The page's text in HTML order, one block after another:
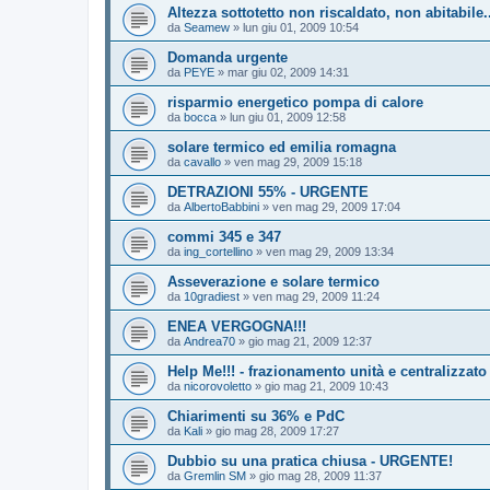
Altezza sottotetto non riscaldato, non
da Seamew » lun giu 01, 2009 10:54
Domanda urgente
da PEYE » mar giu 02, 2009 14:31
risparmio energetico pompa di calore
da bocca » lun giu 01, 2009 12:58
solare termico ed emilia romagna
da cavallo » ven mag 29, 2009 15:18
DETRAZIONI 55% - URGENTE
da AlbertoBabbini » ven mag 29, 2009 17:04
commi 345 e 347
da ing_cortellino » ven mag 29, 2009 13:34
Asseverazione e solare termico
da 10gradiest » ven mag 29, 2009 11:24
ENEA VERGOGNA!!!
da Andrea70 » gio mag 21, 2009 12:37
Help Me!!! - frazionamento unità e centralizzato
da nicorovoletto » gio mag 21, 2009 10:43
Chiarimenti su 36% e PdC
da Kali » gio mag 28, 2009 17:27
Dubbio su una pratica chiusa - URGENTE!
da Gremlin SM » gio mag 28, 2009 11:37